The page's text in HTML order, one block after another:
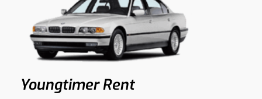
Youngtimer Rent